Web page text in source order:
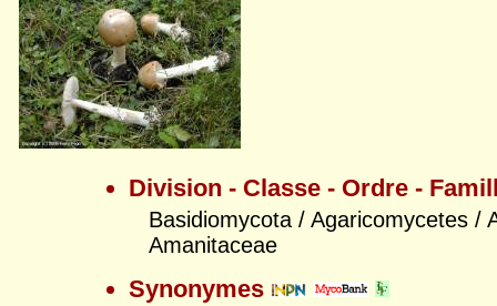
Division - Classe - Ordre -
Basidiomycota / Agaricomycetes /
Amanitaceae
Synonymes